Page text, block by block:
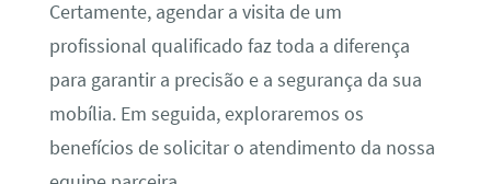
Certamente, agendar a visita de um
profissional qualificado faz toda a diferença
para garantir a precisão e a segurança da sua
mobília. Em seguida, exploraremos os
benefícios de solicitar o atendimento da nossa